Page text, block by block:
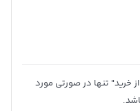
خرید" تنها در صورتی مورد